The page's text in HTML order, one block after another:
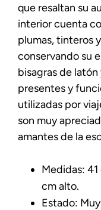
que resaltan su
interior cuenta
plumas, tinteros
conservando su
bisagras de
presentes y
utilizadas por
son muy
amantes de la
Medidas:
cm alto.
Estado: